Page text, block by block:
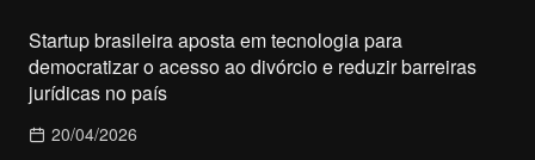
Startup brasileira aposta em tecnologia para
democratizar o acesso ao divórcio e reduzir barreiras
jurídicas no país
20/04/2026